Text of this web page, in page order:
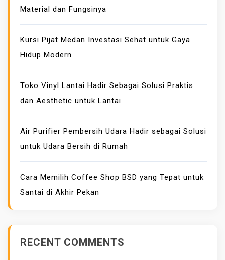
Material dan Fungsinya
Kursi Pijat Medan Investasi Sehat untuk Gaya
Hidup Modern
Toko Vinyl Lantai Hadir Sebagai Solusi Praktis
dan Aesthetic untuk Lantai
Air Purifier Pembersih Udara Hadir sebagai Solusi
untuk Udara Bersih di Rumah
Cara Memilih Coffee Shop BSD yang Tepat untuk
Santai di Akhir Pekan
RECENT COMMENTS